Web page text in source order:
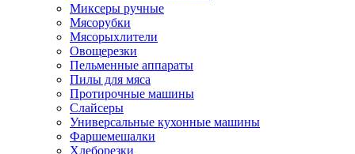
Миксеры ручные
Мясорубки
Мясорыхлители
Овощерезки
Пельменные аппараты
Пилы для мяса
Протирочные машины
Слайсеры
Универсальные кухонные машины
Фаршемешалки
Хлеборезки